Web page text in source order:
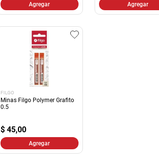
Agregar Agregar
FILGO
Minas Filgo Polymer Grafito
0.5
$ 45,00
Agregar